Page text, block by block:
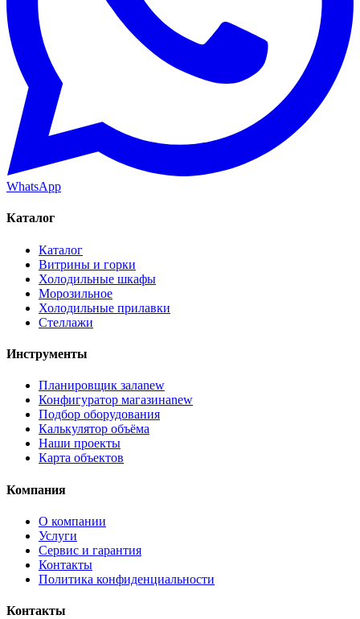
WhatsApp
Каталог
Каталог
Витрины и горки
Холодильные шкафы
Морозильное
Холодильные прилавки
Стеллажи
Инструменты
Планировщик залаnew
Конфигуратор магазинаnew
Подбор оборудования
Калькулятор объёма
Наши проекты
Карта объектов
Компания
О компании
Услуги
Сервис и гарантия
Контакты
Политика конфиденциальности
Контакты